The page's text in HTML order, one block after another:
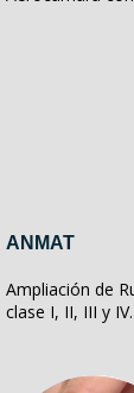
ANMAT
Ampliación de
clase I, II, III y